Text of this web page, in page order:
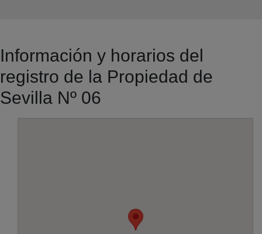
Información y horarios del
registro de la Propiedad de
Sevilla Nº 06